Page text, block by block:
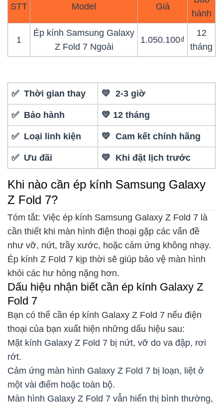
STT Model Giá
hành
1
Ép kính Samsung Galaxy
Z Fold 7 Ngoài
1.050.100₫
12
tháng
✅ Thời gian thay 💛 2-3 giờ
✅ Bảo hành 💛 12 tháng
✅ Loại linh kiện 💛 Cam kết chính hãng
✅ Ưu đãi 💛 Khi đặt lịch trước
Khi nào cần ép kính Samsung Galaxy
Z Fold 7?
Tóm tắt: Việc ép kính Samsung Galaxy Z Fold 7 là
cần thiết khi màn hình điện thoại gặp các vấn đề
như vỡ, nứt, trầy xước, hoặc cảm ứng không nhạy.
Ép kính Z Fold 7 kịp thời sẽ giúp bảo vệ màn hình
khỏi các hư hỏng nặng hơn.
Dấu hiệu nhận biết cần ép kính Galaxy Z
Fold 7
Bạn có thể cần ép kính Galaxy Z Fold 7 nếu điện
thoại của bạn xuất hiện những dấu hiệu sau:
Mặt kính Galaxy Z Fold 7 bị nứt, vỡ do va đập, rơi
rớt.
Cảm ứng màn hình Galaxy Z Fold 7 bị loạn, liệt ở
một vài điểm hoặc toàn bộ.
Màn hình Galaxy Z Fold 7 vẫn hiển thị bình thường,